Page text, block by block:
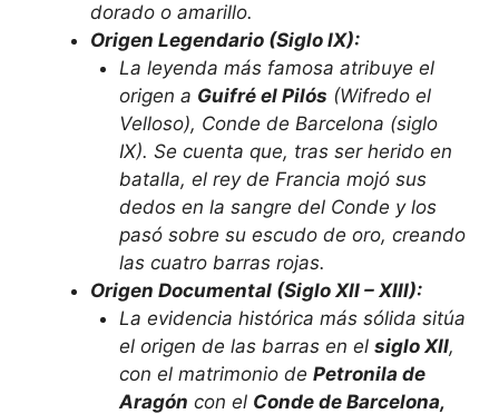
dorado o amarillo.
Origen Legendario (Siglo IX):
La leyenda más famosa atribuye el
origen a Guifré el Pilós (Wifredo el
Velloso), Conde de Barcelona (siglo
IX). Se cuenta que, tras ser herido en
batalla, el rey de Francia mojó sus
dedos en la sangre del Conde y los
pasó sobre su escudo de oro, creando
las cuatro barras rojas.
Origen Documental (Siglo XII – XIII):
La evidencia histórica más sólida sitúa
el origen de las barras en el siglo XII,
con el matrimonio de Petronila de
Aragón con el Conde de Barcelona,